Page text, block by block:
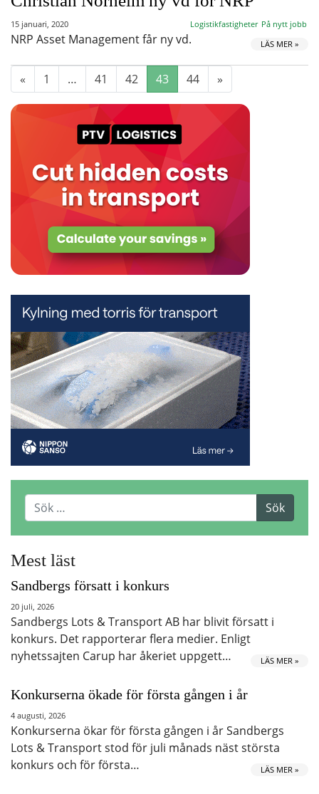
15 januari, 2020 Logistikfastigheter På nytt jobb
NRP Asset Management får ny vd. LÄS MER »
« 1 … 41 42 43 44 »
Mest läst
Sandbergs försatt i konkurs
20 juli, 2026
Sandbergs Lots & Transport AB har blivit försatt i
konkurs. Det rapporterar flera medier. Enligt
nyhetssajten Carup har åkeriet uppgett…
LÄS MER »
Konkurserna ökade för första gången i år
4 augusti, 2026
Konkurserna ökar för första gången i år Sandbergs
Lots & Transport stod för juli månads näst största
konkurs och för första…
LÄS MER »